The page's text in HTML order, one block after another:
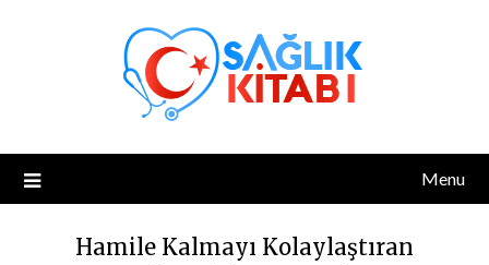
Menu
Hamile Kalmayı Kolaylaştıran